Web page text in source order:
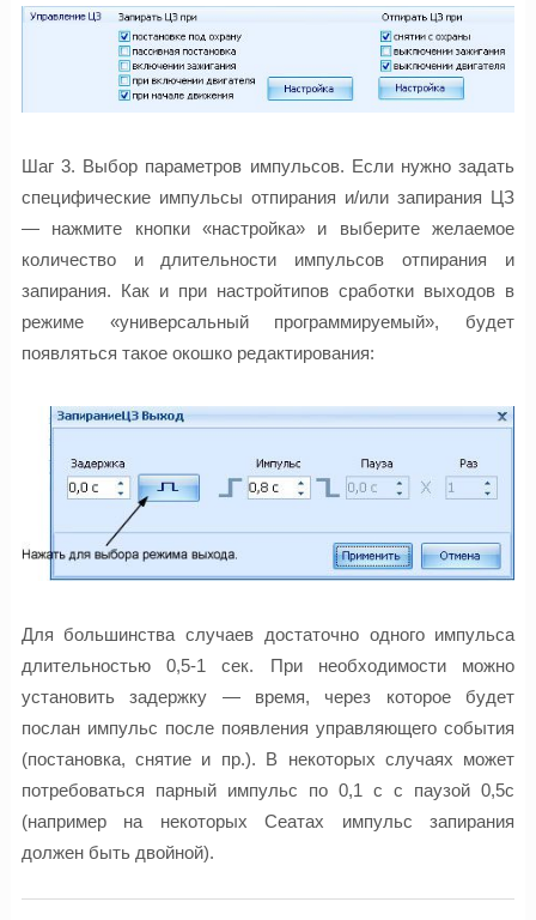
Шаг 3. Выбор параметров импульсов. Если нужно задать
специфические импульсы отпирания и/или запирания ЦЗ
— нажмите кнопки «настройка» и выберите желаемое
количество и длительности импульсов отпирания и
запирания. Как и при настройтипов сработки выходов в
режиме «универсальный программируемый», будет
появляться такое окошко редактирования:
Для большинства случаев достаточно одного импульса
длительностью 0,5-1 сек. При необходимости можно
установить задержку — время, через которое будет
послан импульс после появления управляющего события
(постановка, снятие и пр.). В некоторых случаях может
потребоваться парный импульс по 0,1 с с паузой 0,5с
(например на некоторых Сеатах импульс запирания
должен быть двойной).